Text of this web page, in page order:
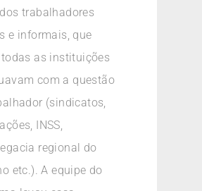
trabalhadores
e informais, que
as instituições
com a questão
(sindicatos,
INSS,
regional do
etc.). A equipe do